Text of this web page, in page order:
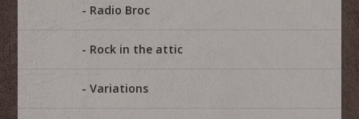
Radio Broc
Rock in the attic
Variations